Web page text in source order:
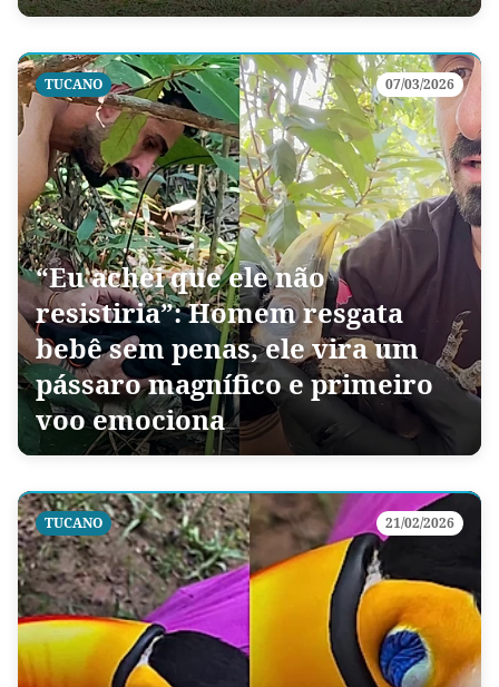
TUCANO 07/03/2026
“Eu achei que ele não
resistiria”: Homem resgata
bebê sem penas, ele vira um
pássaro magnífico e primeiro
voo emociona
TUCANO 21/02/2026